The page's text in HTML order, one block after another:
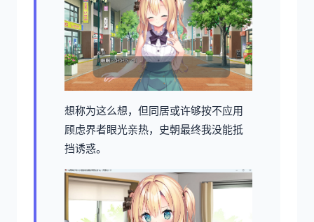
想称为这么想，但同居或许够按不应用
顾虑界者眼光亲热，史朝最终我没能抵
挡诱惑。